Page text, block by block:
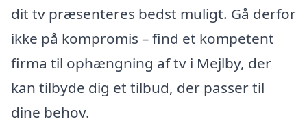
dit tv præsenteres bedst muligt. Gå derfor
ikke på kompromis – find et kompetent
firma til ophængning af tv i Mejlby, der
kan tilbyde dig et tilbud, der passer til
dine behov.